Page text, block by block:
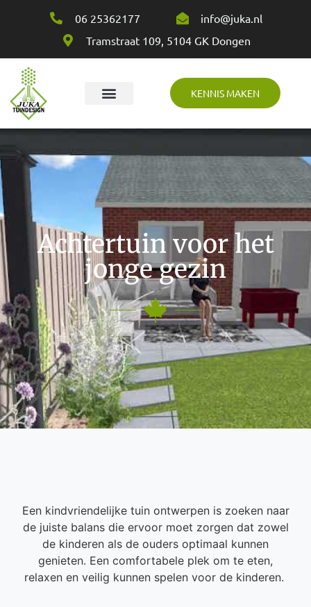
06 25362177
info@juka.nl
Tramstraat 109, 5104 GK Dongen
KENNIS MAKEN
Achtertuin voor het
jonge gezin
Een kindvriendelijke tuin ontwerpen is zoeken naar
de juiste balans die ervoor moet zorgen dat zowel
de kinderen als de ouders optimaal kunnen
genieten. Een comfortabele plek om te eten,
relaxen en veilig kunnen spelen voor de kinderen.